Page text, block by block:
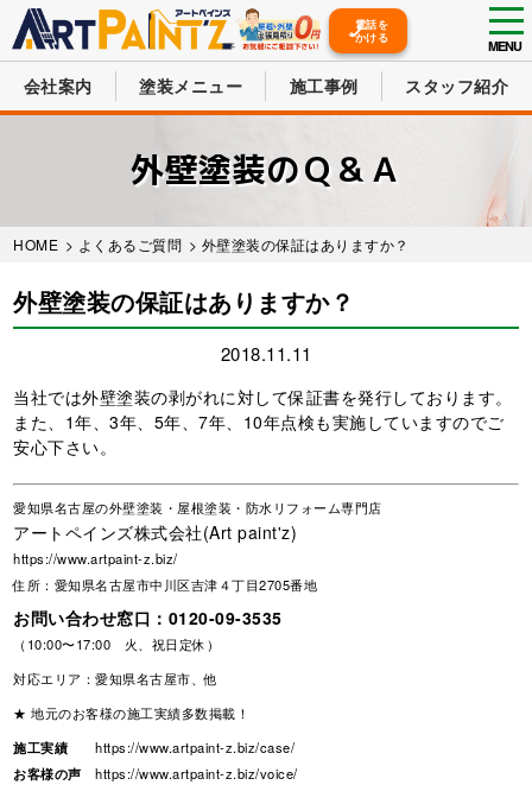
MENU
電話を
かける
会社案内 塗装メニュー 施工事例 スタッフ紹介
外壁塗装のＱ＆Ａ
HOME > よくあるご質問 > 外壁塗装の保証はありますか？
外壁塗装の保証はありますか？
2018.11.11
当社では外壁塗装の剥がれに対して保証書を発行しております。
また、1年、3年、5年、7年、10年点検も実施していますのでご
安心下さい。
愛知県名古屋の外壁塗装・屋根塗装・防水リフォーム専門店
アートペインズ株式会社(Art paint'z)
https://www.artpaint-z.biz/
住所：愛知県名古屋市中川区吉津４丁目2705番地
お問い合わせ窓口： 0120-09-3535
（10:00〜17:00 火、祝日定休）
対応エリア：愛知県名古屋市、他
★ 地元のお客様の施工実績多数掲載！
施工実績
https://www.artpaint-z.biz/case/
お客様の声
https://www.artpaint-z.biz/voice/